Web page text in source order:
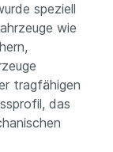
speziell
wie
tragfähigen
das